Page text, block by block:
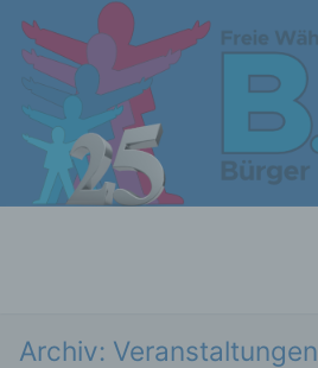
content
Archiv: Veranstaltungen